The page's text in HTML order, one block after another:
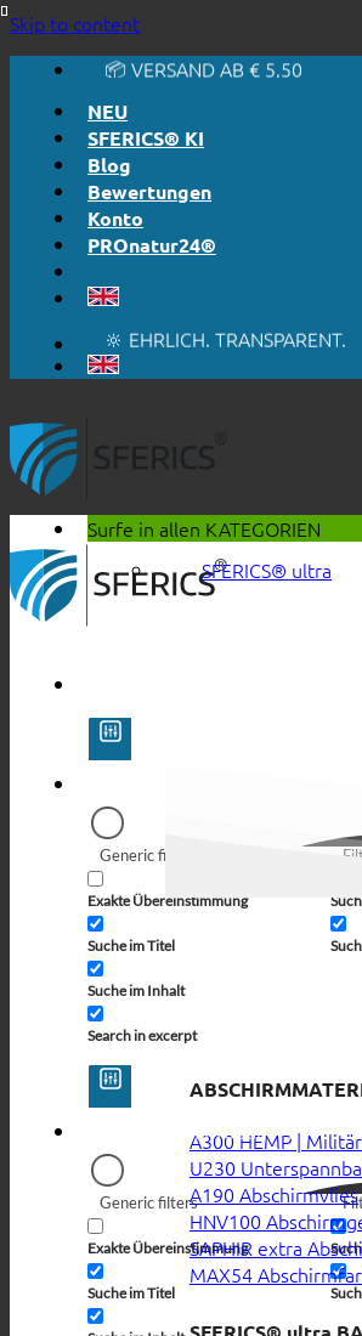
Skip to content🔆 EHRLICH. TRANSPARENT.
📦 VERSAND AB € 5,50
NEU
SFERICS® KI
Blog
Bewertungen
Konto
PROnatur24®
🔆 EINFACH. FUNKTIONIERT.
📦 VERSAND AB € 5,50
🔖 KAUF AUF RECHNUNG
Generic filters
Exakte Übereinstimmung
Suche im Titel
Suche im Inhalt
Search in excerpt
Generic filters
Exakte Übereinstimmung
Suche im Titel
Surfe in allen KATEGORIEN
SFERICS® ultra
A300 HEMP |
U230
A190 Abschirmvlies
HNV100
SAPHIR extra
MAX54